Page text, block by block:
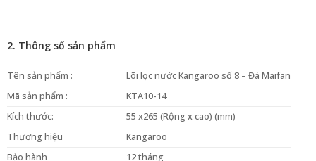
2. Thông số sản phẩm
Tên sản phẩm :
Lõi lọc nước Kangaroo số 8 – Đá Maifan
Mã sản phẩm :
KTA10-14
Kích thước:
55 x265 (Rộng x cao) (mm)
Thương hiệu
Kangaroo
Bảo hành
12 tháng